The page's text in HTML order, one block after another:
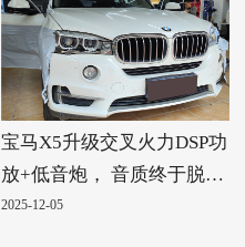
宝马X5升级交叉火力DSP功
放+低音炮， 音质终于脱胎
换骨
2025-12-05